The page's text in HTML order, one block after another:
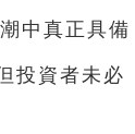
中真正具備
投資者未必